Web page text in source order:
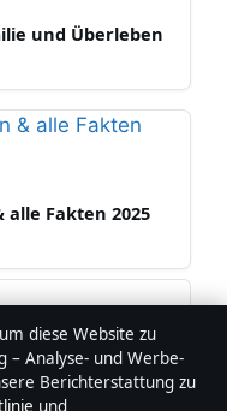
und Überleben
Fakten 2025
diese Website zu
Analyse- und Werbe-
Berichterstattung zu
und